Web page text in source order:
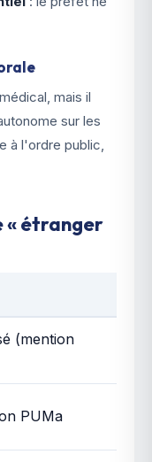
mais il
sur les
à l'ordre public,
« étranger
(mention
PUMa